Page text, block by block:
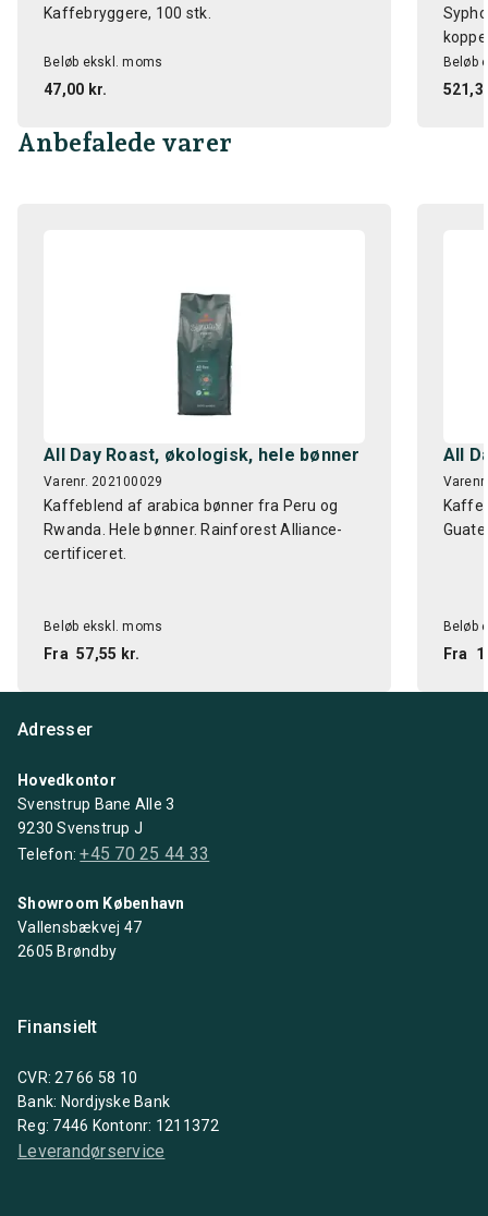
Kaffebryggere, 100 stk.
Beløb ekskl. moms
47,00 kr.
Beløb
Anbefalede varer
All Day Roast, økologisk, hele bønner
Varenr. 202100029
Kaffeblend af arabica bønner fra Peru og
Rwanda. Hele bønner. Rainforest Alliance-
certificeret.
Beløb ekskl. moms
Fra 57,55 kr.
All
Beløb
Fra
Adresser
Hovedkontor
Svenstrup Bane Alle 3
9230 Svenstrup J
Telefon:+45 70 25 44 33
Showroom København
Vallensbækvej 47
2605 Brøndby
Finansielt
CVR: 27 66 58 10
Bank: Nordjyske Bank
Reg: 7446 Kontonr: 1211372
Leverandørservice